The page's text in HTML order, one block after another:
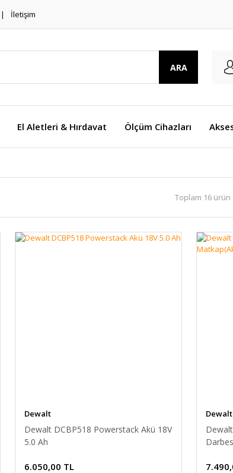
İletişim
ARA
El Aletleri & Hırdavat Ölçüm Cihazları
Toplam 16 ürün
Dewalt
Dewalt DCBP518 Powerstack Akü 18V
5.0 Ah
6.050,00 TL
Dewalt